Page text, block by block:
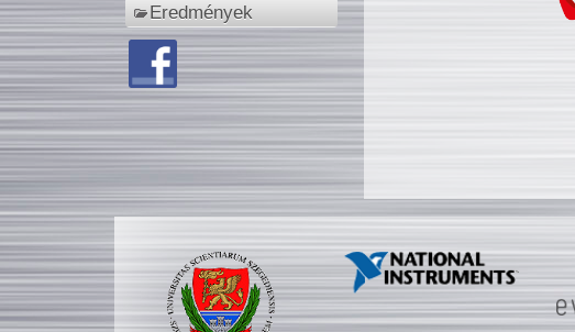
Eredmények